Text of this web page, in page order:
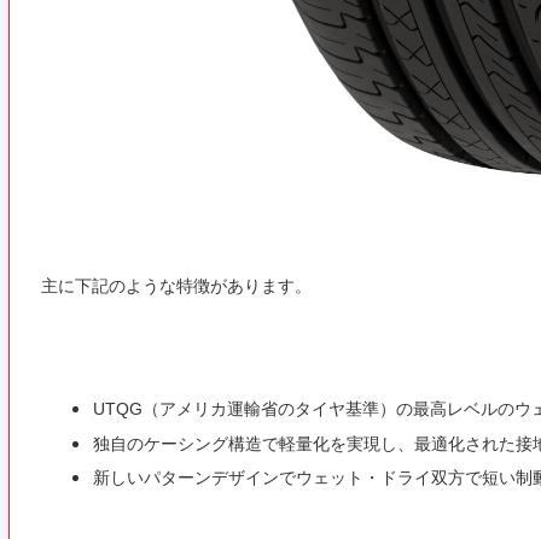
主に下記のような特徴があります。
UTQG（アメリカ運輸省のタイヤ基準）の最高レベルの
独自のケーシング構造で軽量化を実現し、最適化された
新しいパターンデザインでウェット・ドライ双方で短い制